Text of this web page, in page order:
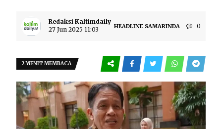
Redaksi Kaltimdaily
27 Jun 2025 11:03
HEADLINE SAMARINDA 0
2 MENIT MEMBACA